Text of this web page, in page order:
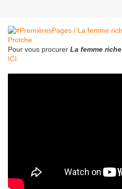
Pour vous procurer La femme riche
ICI